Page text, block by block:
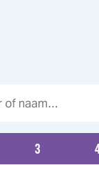
3